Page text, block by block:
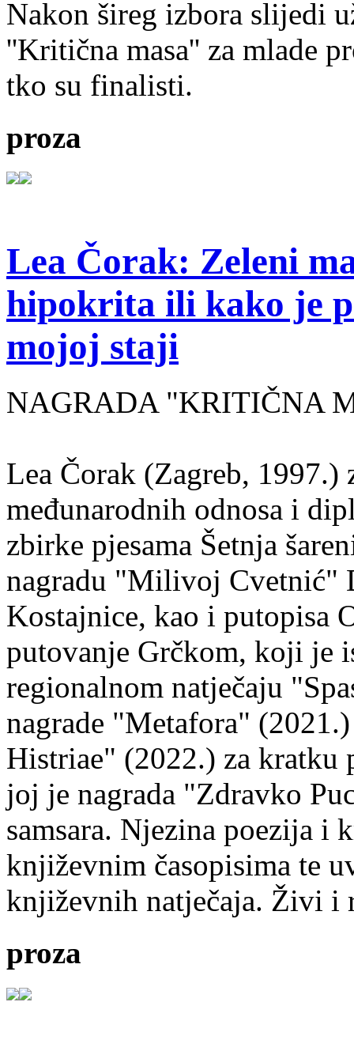
Nakon šireg izbora slijedi
''Kritična masa'' za mlade
tko su finalisti.
proza
Lea Čorak: Zeleni
hipokrita ili kako je
mojoj staji
NAGRADA "KRITIČNA
Lea Čorak (Zagreb,
međunarodnih odnosa i
zbirke pjesama Šetnja
nagradu "Milivoj Cvetnić"
Kostajnice, kao i putopisa
putovanje Grčkom, koji je
regionalnom natječaju
nagrade "Metafora"
Histriae" (2022.) za kratku
joj je nagrada "Zdravko
samsara. Njezina poezija i
književnim časopisima te
književnih natječaja. Živi i
proza